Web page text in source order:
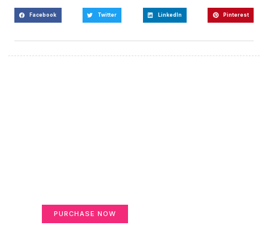
Facebook Twitter LinkedIn Pinterest
PURCHASE NOW